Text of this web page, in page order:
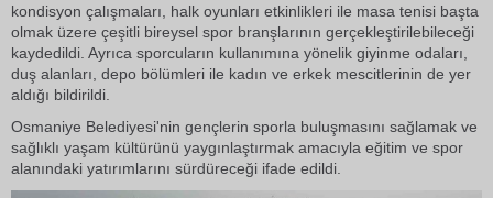
kondisyon çalışmaları, halk oyunları etkinlikleri ile masa tenisi başta
olmak üzere çeşitli bireysel spor branşlarının gerçekleştirilebileceği
kaydedildi. Ayrıca sporcuların kullanımına yönelik giyinme odaları,
duş alanları, depo bölümleri ile kadın ve erkek mescitlerinin de yer
aldığı bildirildi.
Osmaniye Belediyesi'nin gençlerin sporla buluşmasını sağlamak ve
sağlıklı yaşam kültürünü yaygınlaştırmak amacıyla eğitim ve spor
alanındaki yatırımlarını sürdüreceği ifade edildi.